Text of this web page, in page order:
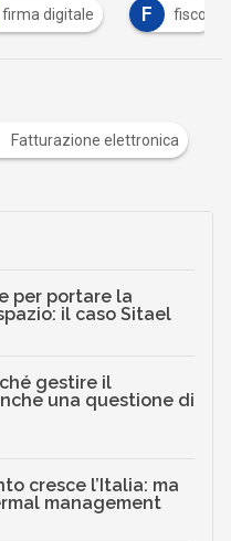
F formazione
Fatturazione elettronica
per portare la
il caso Sitael
gestire il
una questione di
cresce l’Italia: ma
management